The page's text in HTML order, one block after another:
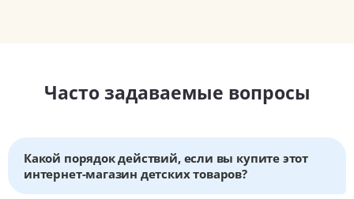
Часто задаваемые вопросы
Какой порядок действий, если вы купите этот
интернет-магазин детских товаров?